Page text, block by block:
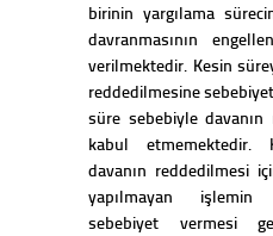
birinin yargılama
davranmasının
verilmektedir. Kesin
reddedilmesine
süre sebebiyle davanın
kabul etmemektedir.
davanın reddedilmesi
yapılmayan işlemin
sebebiyet vermesi